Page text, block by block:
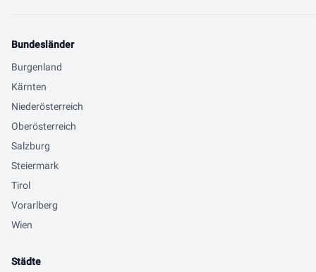
Bundesländer
Burgenland
Kärnten
Niederösterreich
Oberösterreich
Salzburg
Steiermark
Tirol
Vorarlberg
Wien
Städte